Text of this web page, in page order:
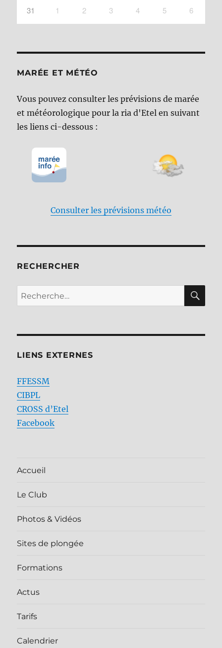
31 1 2 3 4 5 6
MARÉE ET MÉTÉO
Vous pouvez consulter les prévisions de marée
et météorologique pour la ria d'Etel en suivant
les liens ci-dessous :
Consulter les prévisions météo
RECHERCHER
Recherche
pour :
LIENS EXTERNES
FFESSM
CIBPL
CROSS d’Etel
Facebook
Accueil
Le Club
Photos & Vidéos
Sites de plongée
Formations
Actus
Tarifs
Calendrier